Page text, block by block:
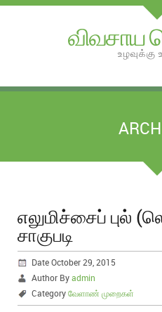
விவசாய
உழவுக்கு
எலுமிச்சைப் புல்
சாகுபடி
Date October 29, 2015
Author Byadmin
Categoryவேளாண் முறைகள்